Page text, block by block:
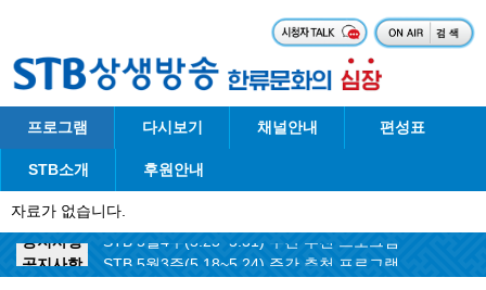
프로그램 다시보기 채널안내 편성표
STB소개 후원안내
자료가 없습니다.
공지사항
STB 5월4주(5.25~5.31) 주간 추천 프로그램
공지사항
STB 5월3주(5.18~5.24) 주간 추천 프로그램
공지사항
STB 4월마지막주(4.27~5.3) 주간 추천 프로그램